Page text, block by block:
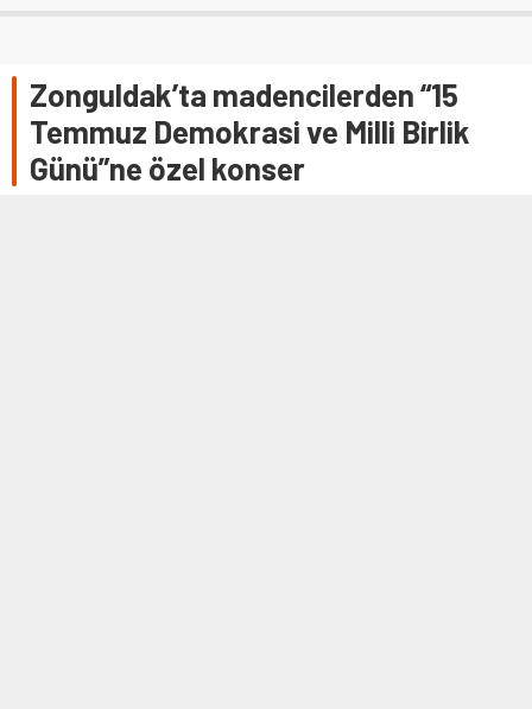
Zonguldak’ta madencilerden “15
Temmuz Demokrasi ve Milli Birlik
Günü”ne özel konser